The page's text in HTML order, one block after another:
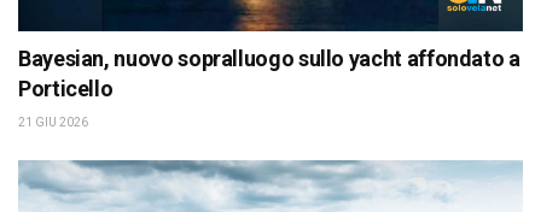
Bayesian, nuovo sopralluogo sullo yacht affondato a
Porticello
21 GIU 2026